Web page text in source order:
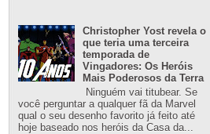
Christopher Yost revela o
que teria uma terceira
temporada de
Vingadores: Os Heróis
Mais Poderosos da Terra
Ninguém vai titubear. Se
você perguntar a qualquer fã da Marvel
qual o seu desenho favorito já feito até
hoje baseado nos heróis da Casa da...